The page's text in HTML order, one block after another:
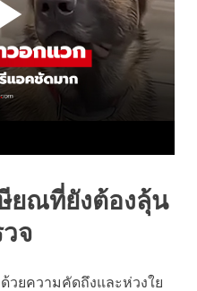
ยณที่ยังต้องลุ้น
จ
วยความคัดถึงและห่วงใย